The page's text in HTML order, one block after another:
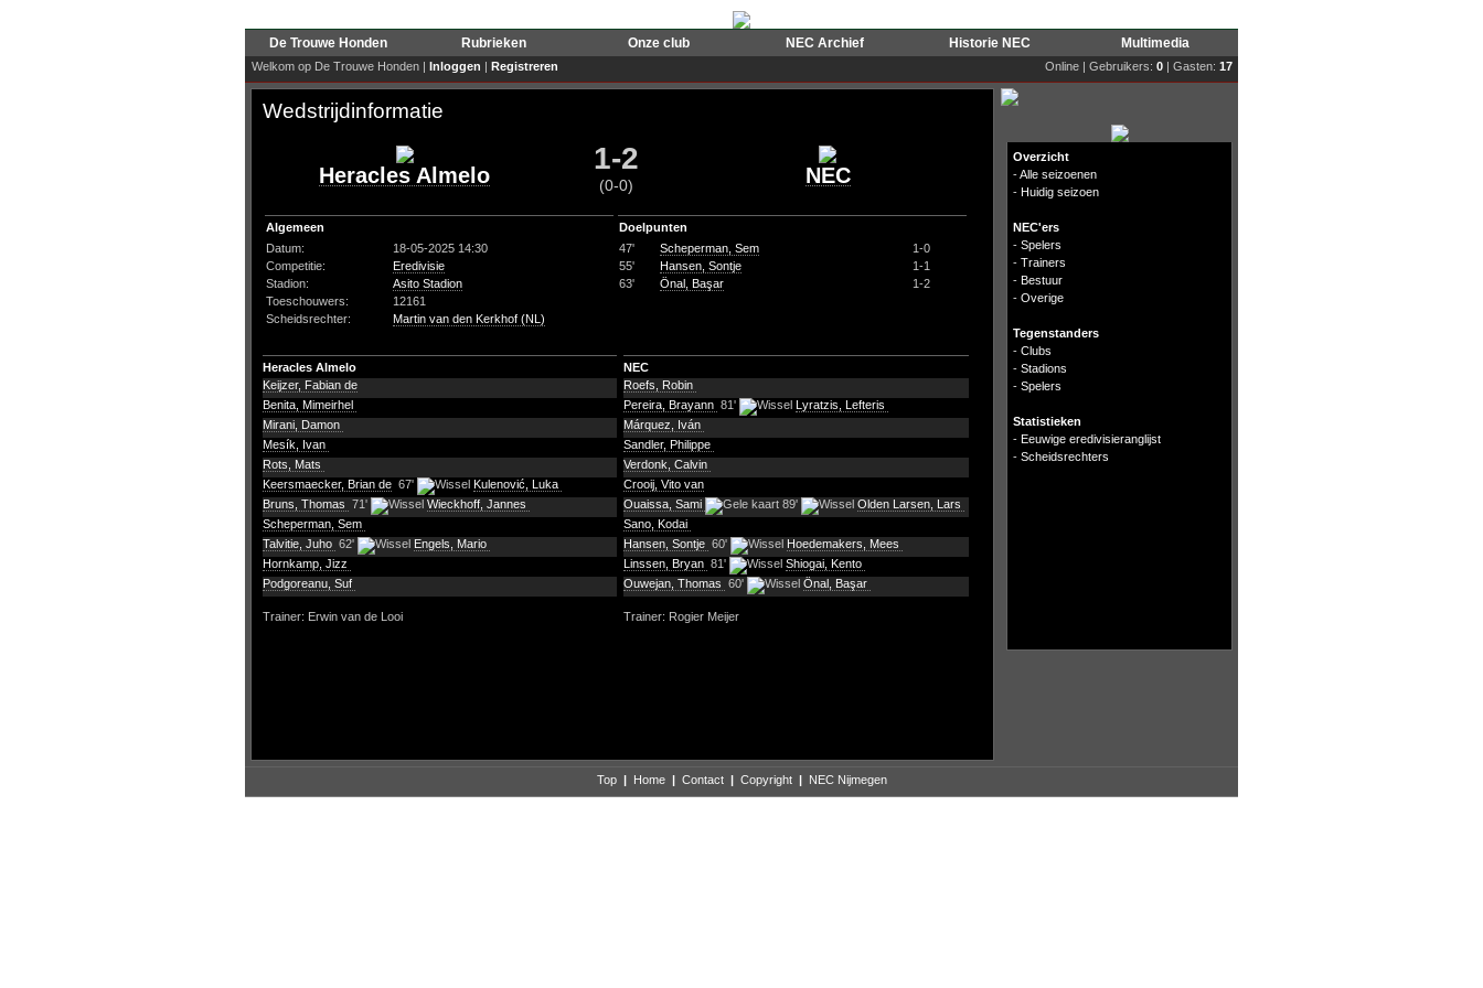
De Trouwe Honden Rubrieken Onze club NEC Archief Historie NEC Multimedia
Welkom op De Trouwe Honden | Inloggen | Registreren Online | Gebruikers: 0 | Gasten: 17
Wedstrijdinformatie
Heracles Almelo 1-2
(0-0) NEC
Algemeen
Datum:
18-05-2025 14:30
Competitie:
Eredivisie
Stadion:
Asito Stadion
Toeschouwers:
12161
Scheidsrechter:
Martin van den Kerkhof (NL)
Doelpunten
47'
Scheperman, Sem
1-0
55'
Hansen, Sontje
1-1
63'
Önal, Başar 1-2
Heracles Almelo
NEC
Keijzer, Fabian de
Benita, Mimeirhel
Mirani, Damon
Mesík, Ivan
Rots, Mats
Keersmaecker, Brian de 67'
Kulenović, Luka
Bruns, Thomas 71'
Wieckhoff, Jannes
Scheperman, Sem
Talvitie, Juho 62'
Engels, Mario
Hornkamp, Jizz
Podgoreanu, Suf
Roefs, Robin
Pereira, Brayann 81'
Lyratzis, Lefteris
Márquez, Iván
Sandler, Philippe
Verdonk, Calvin
Crooij, Vito van
Ouaissa, Sami
89'
Olden Larsen, Lars
Sano, Kodai
Hansen, Sontje 60'
Hoedemakers, Mees
Linssen, Bryan 81'
Shiogai, Kento
Ouwejan, Thomas 60' Önal, Başar
Trainer: Erwin van de Looi Trainer: Rogier Meijer
Overzicht
-Alle seizoenen
- Huidig seizoen
NEC'ers
- Spelers
- Trainers
- Bestuur
- Overige
Tegenstanders
- Clubs
- Stadions
- Spelers
Statistieken
- Eeuwige eredivisieranglijst
- Scheidsrechters
Top | Home | Contact | Copyright | NEC Nijmegen